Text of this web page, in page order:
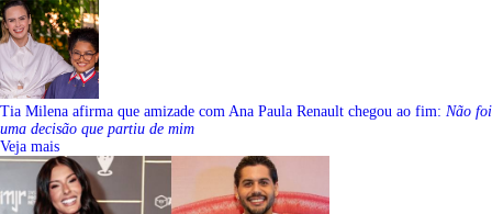
Tia Milena afirma que amizade com Ana Paula Renault chegou ao fim: Não foi
uma decisão que partiu de mim
Veja mais